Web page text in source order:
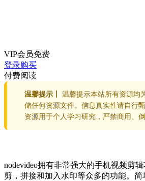
VIP会员免费
登录购买
付费阅读
温馨提示丨
温馨提示本站所有资源均
储任何资源文件。信息真实性请自行
资源用于个人学习研究，严禁商用、
nodevideo拥有非常强大的手机视频剪
剪，拼接和加入水印等众多的功能。